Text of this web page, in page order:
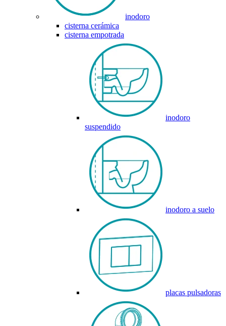
inodoro
cisterna cerámica
cisterna empotrada
inodoro
suspendido
inodoro a suelo
placas pulsadoras